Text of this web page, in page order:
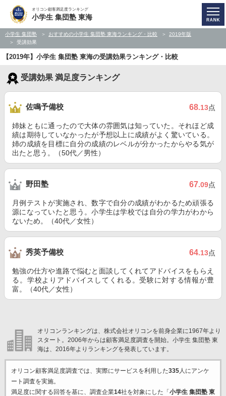
オリコン顧客満足度ランキング
小学生 集団塾 東海
小学生 集団塾 おすすめの小学生 集団塾 東海ランキング・比較
2019年版
受講効果
【2019年】小学生 集団塾 東海の受講効果ランキング・比較
受講効果 満足度ランキング
佐鳴予備校 68.13点
姉妹ともに通ったので大体の雰囲気は知っていた。それほど成
績は期待していなかったが予想以上に成績がよく驚いている。
姉の成績を目標に自分の成績のレベルが分かったからやる気が
出たと思う。（50代／男性）
野田塾 67.09点
月例テストが実施され、数字で自分の成績がわかるため頑張る
源になっていたと思う。小学生は学校では自分の学力がわから
ないため。（40代／女性）
秀英予備校 64.13点
勉強の仕方や進路で悩むと面談してくれてアドバイスをもらえ
る。学校よりアドバイスしてくれる。受験に対する情報が豊
富。（40代／女性）
オリコンランキングは、株式会社オリコンを前身企業に1967年より
スタート。2006年からは顧客満足度調査を開始。小学生 集団塾 東
海は、2016年よりランキングを発表しています。
オリコン顧客満足度調査では、実際にサービスを利用した335人にアンケ
ート調査を実施。
満足度に関する回答を基に、調査企業14社を対象にした「 小学生 集団塾 東